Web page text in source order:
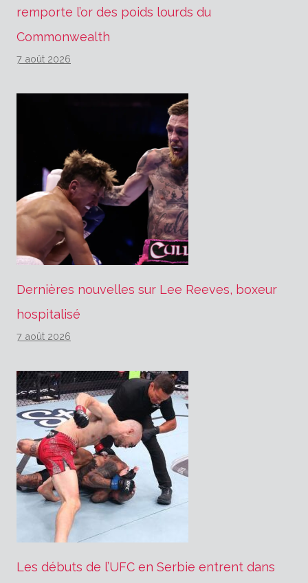
remporte l’or des poids lourds du
Commonwealth
7 août 2026
Dernières nouvelles sur Lee Reeves, boxeur
hospitalisé
7 août 2026
Les débuts de l’UFC en Serbie entrent dans